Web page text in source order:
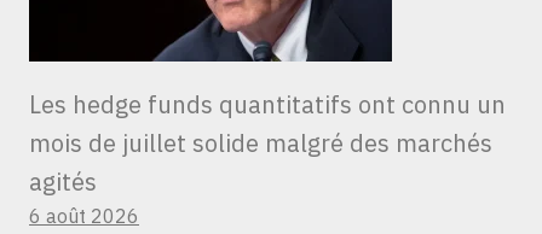
Les hedge funds quantitatifs ont connu un
mois de juillet solide malgré des marchés
agités
6 août 2026